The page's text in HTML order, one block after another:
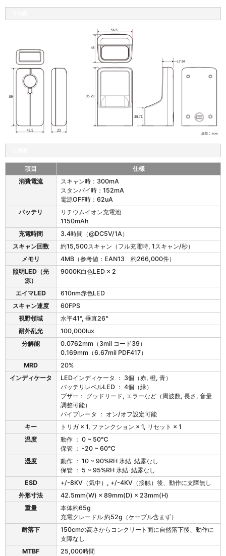
h
の
仕
項目
仕様
消費電流
スキャン時：300mA
スタンバイ時：152mA
電源OFF時：62uA
バッテリ
リチウムイオン充電池
1150mAh
充電時間
3.4時間（@DC5V/1A）
スキャン回数
約15,500スキャン（フル充電時, 1スキャン/秒）
メモリ
4MB（参考値：EAN13 約266,000件）
照明LED（光
源）
9000K白色LED × 2
エイマLED
610nm赤色LED
スキャン速度
60FPS
視野領域
水平41°, 垂直26°
耐外乱光
100,000lux
分解能
0.0762mm（3mil コード39）
0.169mm（6.67mil PDF417）
MRD
20%
インディケータ
LEDインディケータ ： 3個（赤, 橙, 青）
バッテリレベルLED ： 4個（緑）
ブザー： グッドリード, エラーなど（周波数, 長さ, 音量
調整可能）
バイブレータ ： オン/オフ設定可能
キー
トリガ × 1, ファンクション × 1, リセット × 1
温度
動作 ： 0 ~ 50℃
保管 ： -20 ~ 60℃
湿度
動作 ： 10 ~ 90%RH 氷結･結露なし
保管 ： 5 ~ 95%RH 氷結･結露なし
ESD
+/-8KV（気中）, +/-4KV（接触）後、動作に支障無し
外形寸法
42.5mm(W) × 89mm(D) × 23mm(H)
重量
本体約65g
充電クレードル 約52g（ケーブル含まず）
耐落下
150cmの高さからコンクリート面に自然落下後、動作に
支障なし
MTBF
25,000時間